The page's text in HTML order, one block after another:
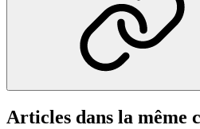
Articles dans la même